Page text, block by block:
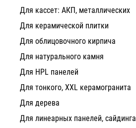
Для кассет: АКП, металлических
Для керамической плитки
Для облицовочного кирпича
Для натурального камня
Для HPL панелей
Для тонкого, XXL керамогранита
Для дерева
Для линеарных панелей, сайдинга